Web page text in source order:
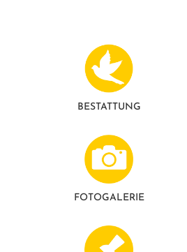
BESTATTUNG
FOTO­GALERIE